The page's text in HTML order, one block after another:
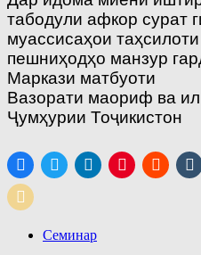
табодули афкор сурат
муассисаҳои
пешниҳодҳо манзур
Маркази матбуоти
Вазорати маориф ва
Ҷумҳурии Тоҷикистон
Семинар